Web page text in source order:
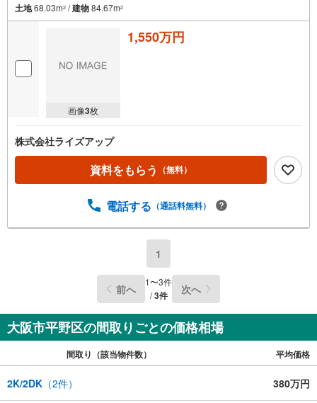
土地68.03m2 /建物84.67m2
画像3枚
1,550万円
株式会社ライズアップ
資料をもらう （無料）
電話する （通話料無料）
1
前へ 1〜3件
/3件 次へ
大阪市平野区の間取りごとの価格相場
間取り（該当物件数） 平均価格
2K/2DK （2件） 380万円